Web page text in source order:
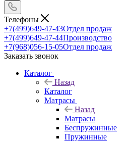
Телефоны
+7(499)649-47-43Отдел продаж
+7(499)649-47-44Производство
+7(968)056-15-05Отдел продаж
Заказать звонок
Каталог
Назад
Каталог
Матрасы
Назад
Матрасы
Беспружинные
Пружинные